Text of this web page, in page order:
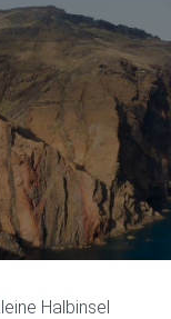
U
M
S
C
H
A
T
E
N
Halbinsel